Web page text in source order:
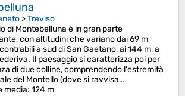
>Treviso
di Montebelluna è in gran parte
con altitudini che variano dai 69 m
a sud di San Gaetano, ai 144 m, a
Il paesaggio si caratterizza poi per
di due colline, comprendendo l'estremità
del Montello (dove si ravvisa…
media: 124 m